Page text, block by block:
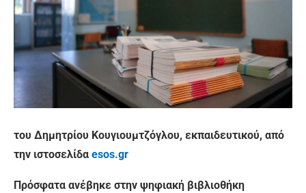
του Δημητρίου Κουγιουμτζόγλου, εκπαιδευτικού, από
την ιστοσελίδα esos.gr
Πρόσφατα ανέβηκε στην ψηφιακή βιβλιοθήκη